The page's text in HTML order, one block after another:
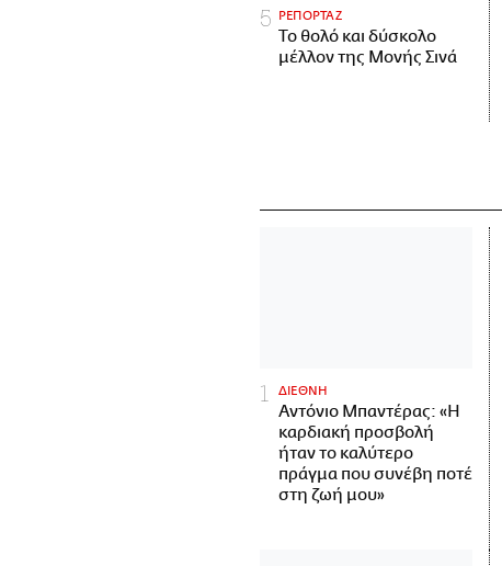
ΡΕΠΟΡΤΑΖ
Το θολό και δύσκολο
μέλλον της Μονής Σινά
ΔΙΕΘΝΗ
Αντόνιο Μπαντέρας: «Η
καρδιακή προσβολή
ήταν το καλύτερο
πράγμα που συνέβη ποτέ
στη ζωή μου»